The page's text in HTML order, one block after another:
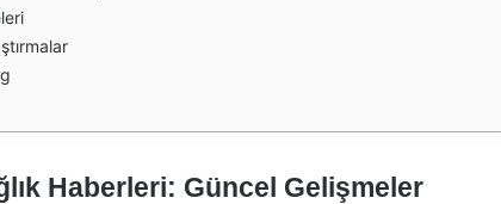
Haberleri: Güncel Gelişmeler